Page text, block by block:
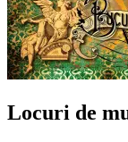
Locuri de